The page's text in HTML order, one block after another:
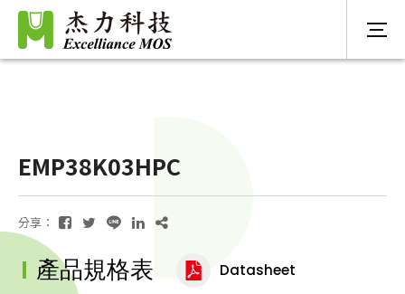
EMP38K03HPC
分享：
產品規格表 Datasheet